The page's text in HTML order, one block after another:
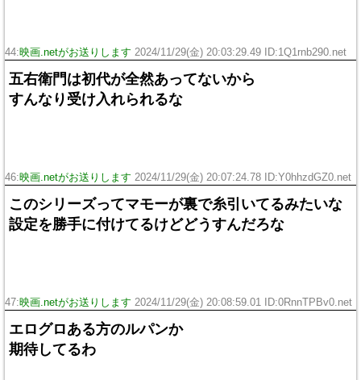
44:映画.netがお送りします 2024/11/29(金) 20:03:29.49 ID:1Q1rnb290.net
五右衛門は初代が全然あってないから
すんなり受け入れられるな
46:映画.netがお送りします 2024/11/29(金) 20:07:24.78 ID:Y0hhzdGZ0.net
このシリーズってマモーが裏で糸引いてるみたいな
設定を勝手に付けてるけどどうすんだろな
47:映画.netがお送りします 2024/11/29(金) 20:08:59.01 ID:0RnnTPBv0.net
エログロある方のルパンか
期待してるわ